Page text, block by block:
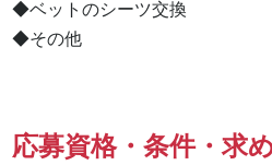
◆ベットのシーツ交換
◆その他
応募資格・条件・求